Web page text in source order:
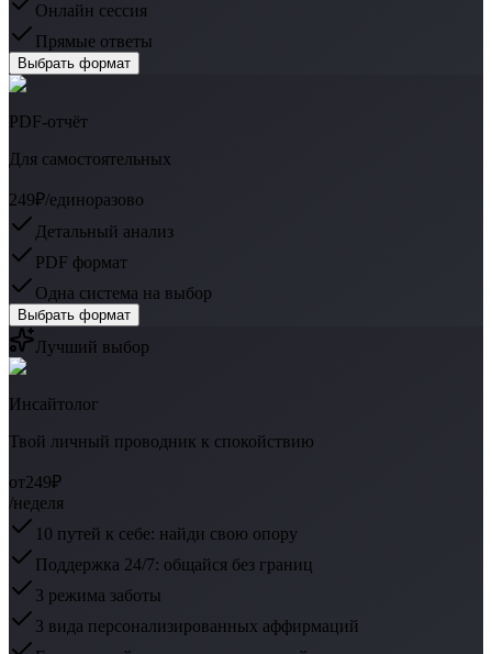
Онлайн сессия
Прямые ответы
Выбрать формат
PDF-отчёт
Для самостоятельных
249₽/единоразово
Детальный анализ
PDF формат
Одна система на выбор
Выбрать формат
Лучший выбор
Инсайтолог
Твой личный проводник к спокойствию
от249₽
/неделя
10 путей к себе: найди свою опору
Поддержка 24/7: общайся без границ
3 режима заботы
3 вида персонализированных аффирмаций